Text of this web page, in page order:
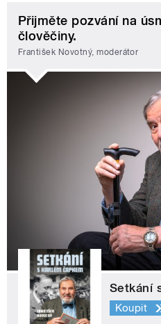
Přijměte pozvání na
člověčiny.
František Novotný, moderátor
Setkání
Koupit